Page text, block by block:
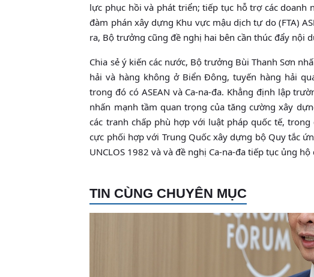
lực phục hồi và phát triển; tiếp tục hỗ trợ các doanh
đàm phán xây dựng Khu vực mậu dịch tự do (FTA)
ra, Bộ trưởng cũng đề nghị hai bên cần thúc đẩy nội
Chia sẻ ý kiến các nước, Bộ trưởng Bùi Thanh Sơn
hải và hàng không ở Biển Đông, tuyến hàng hải
trong đó có ASEAN và Ca-na-đa. Khẳng định lập
nhấn mạnh tầm quan trọng của tăng cường xây
các tranh chấp phù hợp với luật pháp quốc tế,
cực phối hợp với Trung Quốc xây dựng bộ Quy tắc
UNCLOS 1982 và và đề nghị Ca-na-đa tiếp tục ủng
TIN CÙNG CHUYÊN MỤC